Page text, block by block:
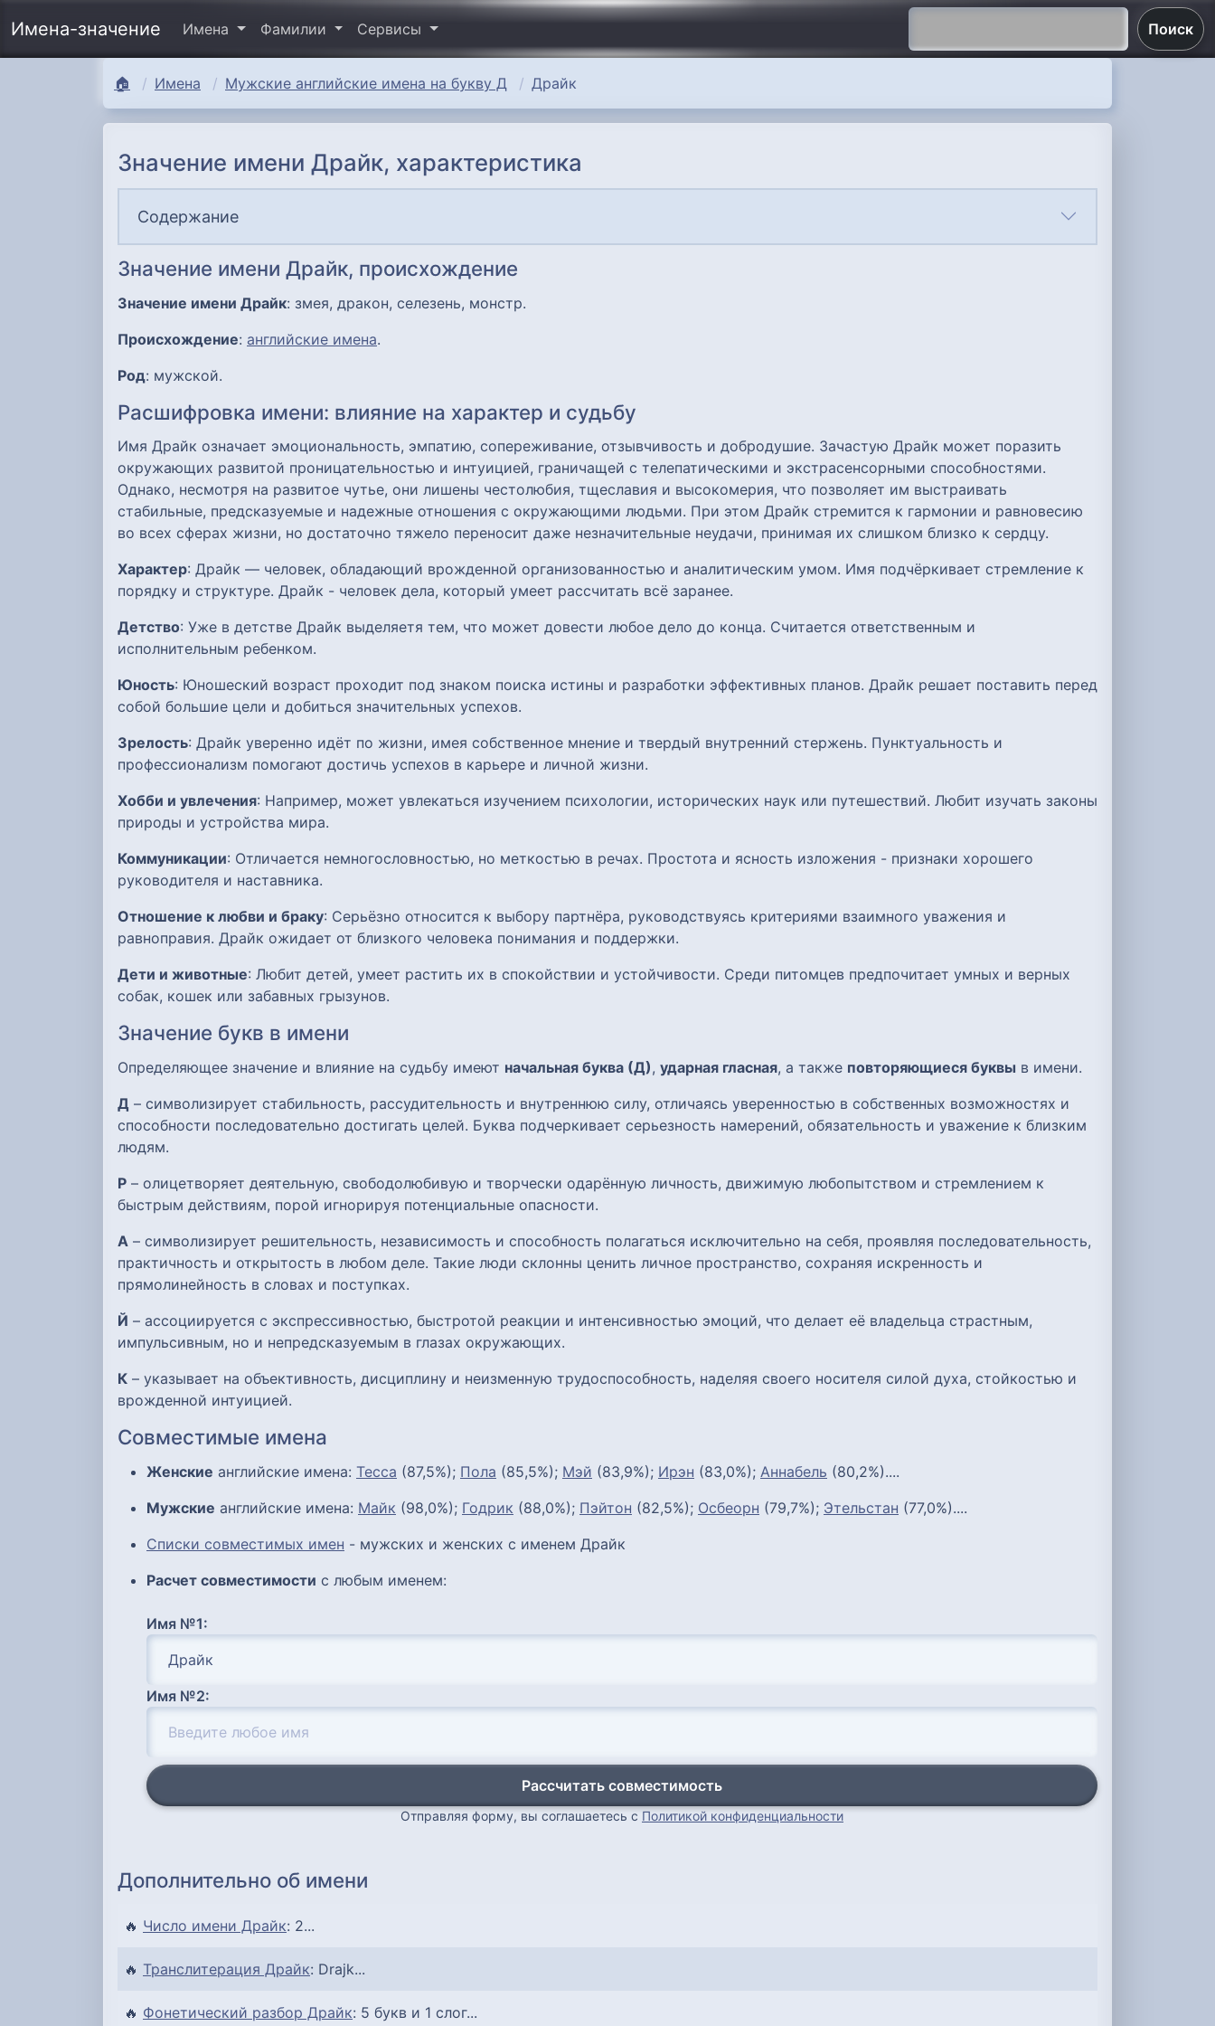
Имена-значение Имена Фамилии Сервисы Поиск
🏠 Имена Мужские английские имена на букву Д Драйк
Значение имени Драйк, характеристика
Содержание
Значение имени Драйк, происхождение
Значение имени Драйк: змея, дракон, селезень, монстр.
Происхождение: английские имена.
Род: мужской.
Расшифровка имени: влияние на характер и судьбу
Имя Драйк означает эмоциональность, эмпатию, сопереживание, отзывчивость и добродушие. Зачастую Драйк может поразить
окружающих развитой проницательностью и интуицией, граничащей с телепатическими и экстрасенсорными способностями.
Однако, несмотря на развитое чутье, они лишены честолюбия, тщеславия и высокомерия, что позволяет им выстраивать
стабильные, предсказуемые и надежные отношения с окружающими людьми. При этом Драйк стремится к гармонии и равновесию
во всех сферах жизни, но достаточно тяжело переносит даже незначительные неудачи, принимая их слишком близко к сердцу.
Характер: Драйк — человек, обладающий врожденной организованностью и аналитическим умом. Имя подчёркивает стремление к
порядку и структуре. Драйк - человек дела, который умеет рассчитать всё заранее.
Детство: Уже в детстве Драйк выделяетя тем, что может довести любое дело до конца. Считается ответственным и
исполнительным ребенком.
Юность: Юношеский возраст проходит под знаком поиска истины и разработки эффективных планов. Драйк решает поставить перед
собой большие цели и добиться значительных успехов.
Зрелость: Драйк уверенно идёт по жизни, имея собственное мнение и твердый внутренний стержень. Пунктуальность и
профессионализм помогают достичь успехов в карьере и личной жизни.
Хобби и увлечения: Например, может увлекаться изучением психологии, исторических наук или путешествий. Любит изучать законы
природы и устройства мира.
Коммуникации: Отличается немногословностью, но меткостью в речах. Простота и ясность изложения - признаки хорошего
руководителя и наставника.
Отношение к любви и браку: Серьёзно относится к выбору партнёра, руководствуясь критериями взаимного уважения и
равноправия. Драйк ожидает от близкого человека понимания и поддержки.
Дети и животные: Любит детей, умеет растить их в спокойствии и устойчивости. Среди питомцев предпочитает умных и верных
собак, кошек или забавных грызунов.
Значение букв в имени
Определяющее значение и влияние на судьбу имеют начальная буква (Д), ударная гласная, а также повторяющиеся буквы в имени.
Д – символизирует стабильность, рассудительность и внутреннюю силу, отличаясь уверенностью в собственных возможностях и
способности последовательно достигать целей. Буква подчеркивает серьезность намерений, обязательность и уважение к близким
людям.
Р – олицетворяет деятельную, свободолюбивую и творчески одарённую личность, движимую любопытством и стремлением к
быстрым действиям, порой игнорируя потенциальные опасности.
А – символизирует решительность, независимость и способность полагаться исключительно на себя, проявляя последовательность,
практичность и открытость в любом деле. Такие люди склонны ценить личное пространство, сохраняя искренность и
прямолинейность в словах и поступках.
Й – ассоциируется с экспрессивностью, быстротой реакции и интенсивностью эмоций, что делает её владельца страстным,
импульсивным, но и непредсказуемым в глазах окружающих.
К – указывает на объективность, дисциплину и неизменную трудоспособность, наделяя своего носителя силой духа, стойкостью и
врожденной интуицией.
Совместимые имена
Женские английские имена: Тесса (87,5%); Пола (85,5%); Мэй (83,9%); Ирэн (83,0%); Аннабель (80,2%)....
Мужские английские имена: Майк (98,0%); Годрик (88,0%); Пэйтон (82,5%); Осбеорн (79,7%); Этельстан (77,0%)....
Списки совместимых имен - мужских и женских с именем Драйк
Расчет совместимости с любым именем:
Имя №1:
Имя №2:
Рассчитать совместимость
Отправляя форму, вы соглашаетесь с Политикой конфиденциальности
Дополнительно об имени
🔥 Число имени Драйк: 2...
🔥 Транслитерация Драйк: Drajk...
🔥 Фонетический разбор Драйк: 5 букв и 1 слог...